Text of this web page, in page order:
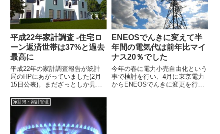
平成22年家計調査 -住宅ロ
ーン返済世帯は37%と過去
最高に
平成22年の家計調査報告が統計
局のHPにあがっていました(2月
15日公表)。まだざっとしか見て
んだかんだ言ってもローンを組ん
で家を...
ENEOSでんきに変えて半
年間の電気代は前年比マイ
ナス20％でした
今年の春に電力小売自由化という
事で検討を行い、4月に東京電力
からENEOSでんきに変更を行っ
家計簿・家計管理